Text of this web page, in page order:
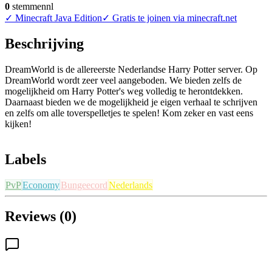
0 stemmennl
✓ Minecraft Java Edition✓ Gratis te joinen via minecraft.net
Beschrijving
DreamWorld is de allereerste Nederlandse Harry Potter server. Op
DreamWorld wordt zeer veel aangeboden. We bieden zelfs de
mogelijkheid om Harry Potter's weg volledig te herontdekken.
Daarnaast bieden we de mogelijkheid je eigen verhaal te schrijven
en zelfs om alle toverspelletjes te spelen! Kom zeker en vast eens
kijken!
Labels
PvPEconomyBungeecordNederlands
Reviews (0)